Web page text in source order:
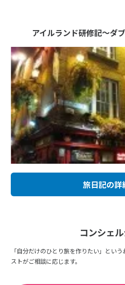
アイルランド研修記～ダ
旅日記の詳
コンシェ
「自分だけのひとり旅を作りたい」とい
ストがご相談に応じます。